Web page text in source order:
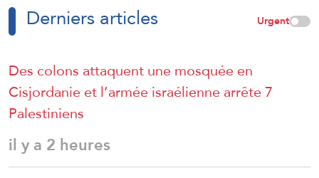
Derniers articles Urgent
Des colons attaquent une mosquée en
Cisjordanie et l’armée israélienne arrête 7
Palestiniens
il y a 2 heures